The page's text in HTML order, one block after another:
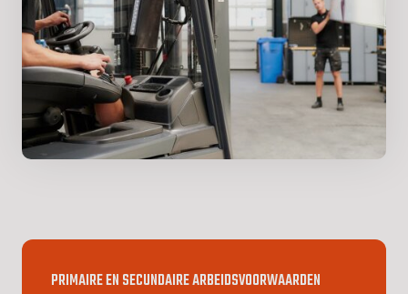
PRIMAIRE EN SECUNDAIRE ARBEIDSVOORWAARDEN